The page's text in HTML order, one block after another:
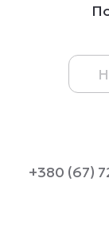
+380 (67)